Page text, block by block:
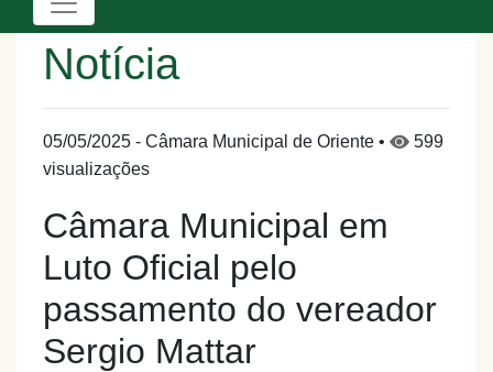
Notícia
05/05/2025 - Câmara Municipal de Oriente •
599
visualizações
Câmara Municipal em
Luto Oficial pelo
passamento do vereador
Sergio Mattar